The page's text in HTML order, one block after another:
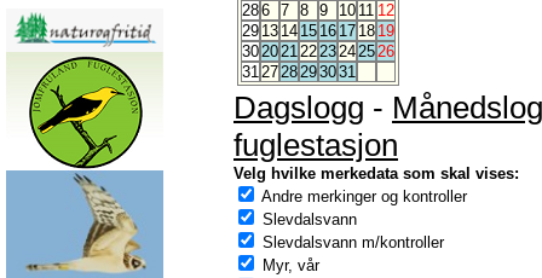
286 7 8 9 10 11 12
29 13 14 15 16 17 18 19
3020212223242526
312728293031
Dagslogg -
fuglestasjon
Velg hvilke merkedata som skal vises:
Andre merkinger og kontroller
Slevdalsvann
Slevdalsvann m/kontroller
Myr, vår